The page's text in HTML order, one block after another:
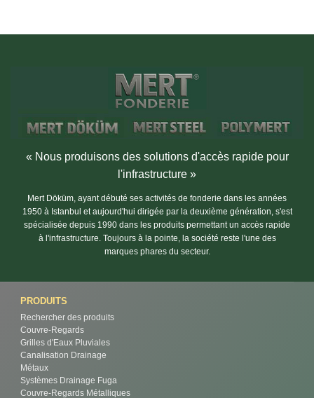
« Nous produisons des solutions d'accès rapide pour
l'infrastructure »
Mert Döküm, ayant débuté ses activités de fonderie dans les années
1950 à Istanbul et aujourd'hui dirigée par la deuxième génération, s'est
spécialisée depuis 1990 dans les produits permettant un accès rapide
à l'infrastructure. Toujours à la pointe, la société reste l'une des
marques phares du secteur.
PRODUITS
Rechercher des produits
Couvre-Regards
Grilles d'Eaux Pluviales
Canalisation Drainage
Métaux
Systèmes Drainage Fuga
Couvre-Regards Métalliques